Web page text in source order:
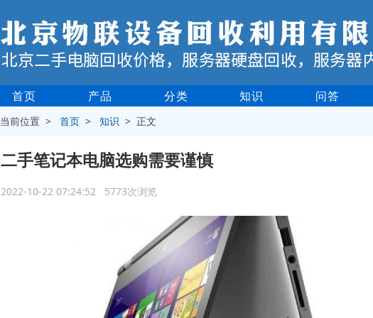
首页 产品 分类 知识 问答
当前位置 >首页 >知识 > 正文
二手笔记本电脑选购需要谨慎
2022-10-22 07:24:52 5773次浏览